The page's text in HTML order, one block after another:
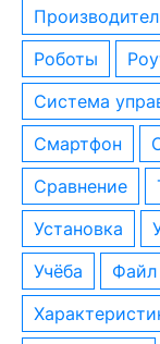
роботы
система
смартфон
сравнение
установка
учёба
файл